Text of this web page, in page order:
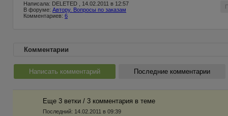
Написала: DELETED , 14.02.2011 в 12:57
В форуме: Автору. Вопросы по заказам
Комментариев: 6
Комментарии
Написать комментарий Последние комментарии
Еще 3 ветки / 3 комментария в темe
Последний: 14.02.2011 в 09:39